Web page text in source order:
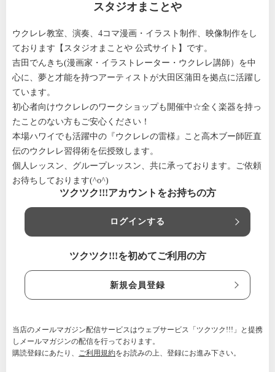
スタジオまことや
ウクレレ教室、演奏、4コマ漫画・イラスト制作、映像制作をし
ております【スタジオまことや 公式サイト】です。
吉田でんきち(漫画家・イラストレーター・ウクレレ講師）を中
心に、夢と才能を持つアーティストが大田区蒲田を拠点に活躍し
ています。
初心者向けウクレレのワークショップも開催中☆全く楽器を持っ
たことのない方もご安心ください！
本場ハワイでも活躍中の『ウクレレの雷様』こと高木ブー師匠直
伝のウクレレ習得術を伝授致します。
個人レッスン、グループレッスン、共に承っております。ご依頼
お待ちしております(^o^)
ツクツク!!!アカウントをお持ちの方
ログインする
ツクツク!!!を初めてご利用の方
新規会員登録
当店のメールマガジン配信サービスはウェブサービス「ツクツク!!!」と提携
しメールマガジンの配信を行っております。
購読登録にあたり、 ご利用規約をお読みの上、登録にお進み下さい。